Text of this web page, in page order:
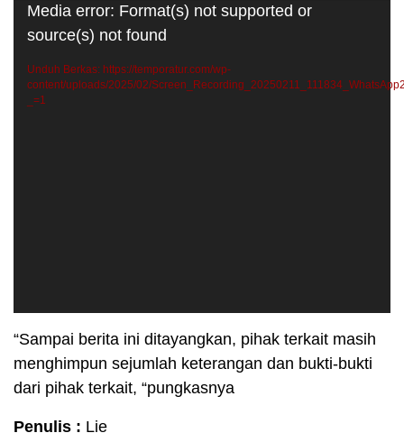
Pemutar
Video
Media error: Format(s) not supported or
source(s) not found
Unduh Berkas: https://temporatur.com/wp-
content/uploads/2025/02/
_=1
“Sampai berita ini ditayangkan, pihak terkait masih
menghimpun sejumlah keterangan dan bukti-bukti
dari pihak terkait, “pungkasnya
Penulis : Lie